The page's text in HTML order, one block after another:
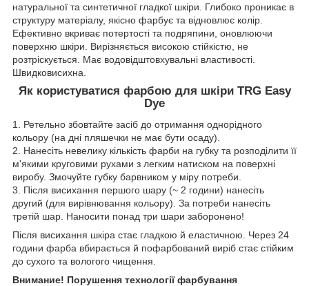
натуральної та синтетичної гладкої шкіри. Глибоко проникає в
структуру матеріалу, якісно фарбує та відновлює колір.
Ефективно вкриває потертості та подряпини, оновлюючи
поверхню шкіри. Вирізняється високою стійкістю, не
розтріскується. Має водовідштовхувальні властивості.
Швидковисихна.
Як користуватися фарбою для шкіри TRG Easy
Dye
1. Ретельно збовтайте засіб до отримання однорідного
кольору (на дні пляшечки не має бути осаду).
2. Нанесіть невелику кількість фарби на губку та розподілити її
м'якими круговими рухами з легким натиском на поверхні
виробу. Змочуйте губку барвником у міру потреби.
3. Після висихання першого шару (~ 2 години) нанесіть
другий (для вирівнювання кольору). За потреби нанесіть
третій шар. Наносити понад три шари заборонено!
Після висихання шкіра стає гладкою й еластичною. Через 24
години фарба вбирається й пофарбований виріб стає стійким
до сухого та вологого чищення.
Внимание! Порушення технології фарбування